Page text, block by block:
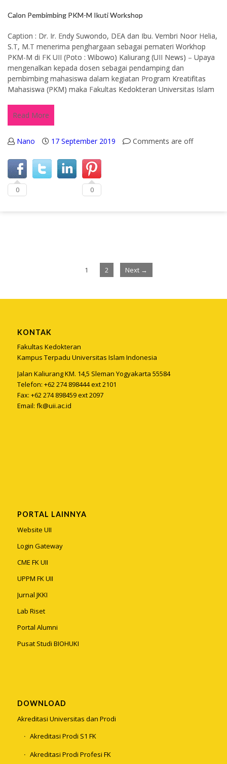
Calon Pembimbing PKM-M Ikuti Workshop
Caption : Dr. Ir. Endy Suwondo, DEA dan Ibu. Vembri Noor Helia,
S.T, M.T menerima penghargaan sebagai pemateri Workhop
PKM-M di FK UII (Poto : Wibowo) Kaliurang (UII News) – Upaya
mengenalkan kepada dosen sebagai pendamping dan
pembimbing mahasiswa dalam kegiatan Program Kreatifitas
Mahasiswa (PKM) maka Fakultas Kedokteran Universitas Islam
Read More
Nano 17 September 2019 Comments are off
0 0
1 2 Next →
KONTAK
Fakultas Kedokteran
Kampus Terpadu Universitas Islam Indonesia
Jalan Kaliurang KM. 14,5 Sleman Yogyakarta 55584
Telefon: +62 274 898444 ext 2101
Fax: +62 274 898459 ext 2097
Email: fk@uii.ac.id
PORTAL LAINNYA
Website UII
Login Gateway
CME FK UII
UPPM FK UII
Jurnal JKKI
Lab Riset
Portal Alumni
Pusat Studi BIOHUKI
DOWNLOAD
Akreditasi Universitas dan Prodi
Akreditasi Prodi S1 FK
Akreditasi Prodi Profesi FK